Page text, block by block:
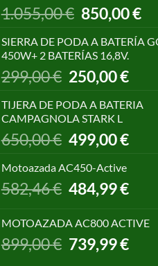
1.055,00€ El
precio
original
era:
1.055,00 €.
850,00€El
SIERRA DE PODA A BATERÍA
450W+ 2 BATERÍAS 16,8V.
299,00€ El
precio
original
era:
299,00 €.
250,00€El
actual
250,00
TIJERA DE PODA A BATERIA
CAMPAGNOLA STARK L
650,00€
El
precio
original
650,00 €.
499,00€El
499,00
Motoazada AC450-Active
582,46€
El
precio
era:
582,46 €.
484,99€El
es:
484,99
MOTOAZADA AC800 ACTIVE
899,00€ El
precio
739,99€El